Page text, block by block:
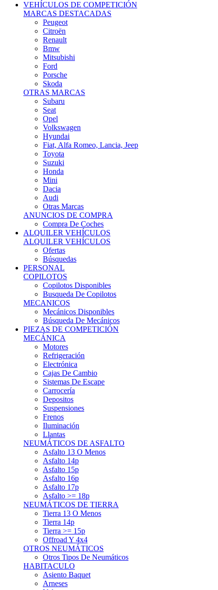
VEHÍCULOS DE COMPETICIÓN
MARCAS DESTACADAS
Peugeot
Citroën
Renault
Bmw
Mitsubishi
Ford
Porsche
Skoda
OTRAS MARCAS
Subaru
Seat
Opel
Volkswagen
Hyundai
Fiat, Alfa Romeo, Lancia, Jeep
Toyota
Suzuki
Honda
Mini
Dacia
Audi
Otras Marcas
ANUNCIOS DE COMPRA
Compra De Coches
ALQUILER VEHÍCULOS
ALQUILER VEHÍCULOS
Ofertas
Búsquedas
PERSONAL
COPILOTOS
Copilotos Disponibles
Busqueda De Copilotos
MECANICOS
Mecánicos Disponibles
Búsqueda De Mecánicos
PIEZAS DE COMPETICIÓN
MECÁNICA
Motores
Refrigeración
Electrónica
Cajas De Cambio
Sistemas De Escape
Carrocería
Depositos
Suspensiones
Frenos
Iluminación
Llantas
NEUMÁTICOS DE ASFALTO
Asfalto 13 O Menos
Asfalto 14p
Asfalto 15p
Asfalto 16p
Asfalto 17p
Asfalto >= 18p
NEUMÁTICOS DE TIERRA
Tierra 13 O Menos
Tierra 14p
Tierra >= 15p
Offroad Y 4x4
OTROS NEUMÁTICOS
Otros Tipos De Neumáticos
HABITACULO
Asiento Baquet
Arneses